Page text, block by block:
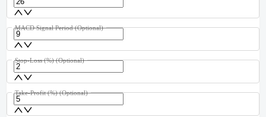
MACD Signal Period (Optional)
Stop-Loss (%) (Optional)
Take-Profit (%) (Optional)